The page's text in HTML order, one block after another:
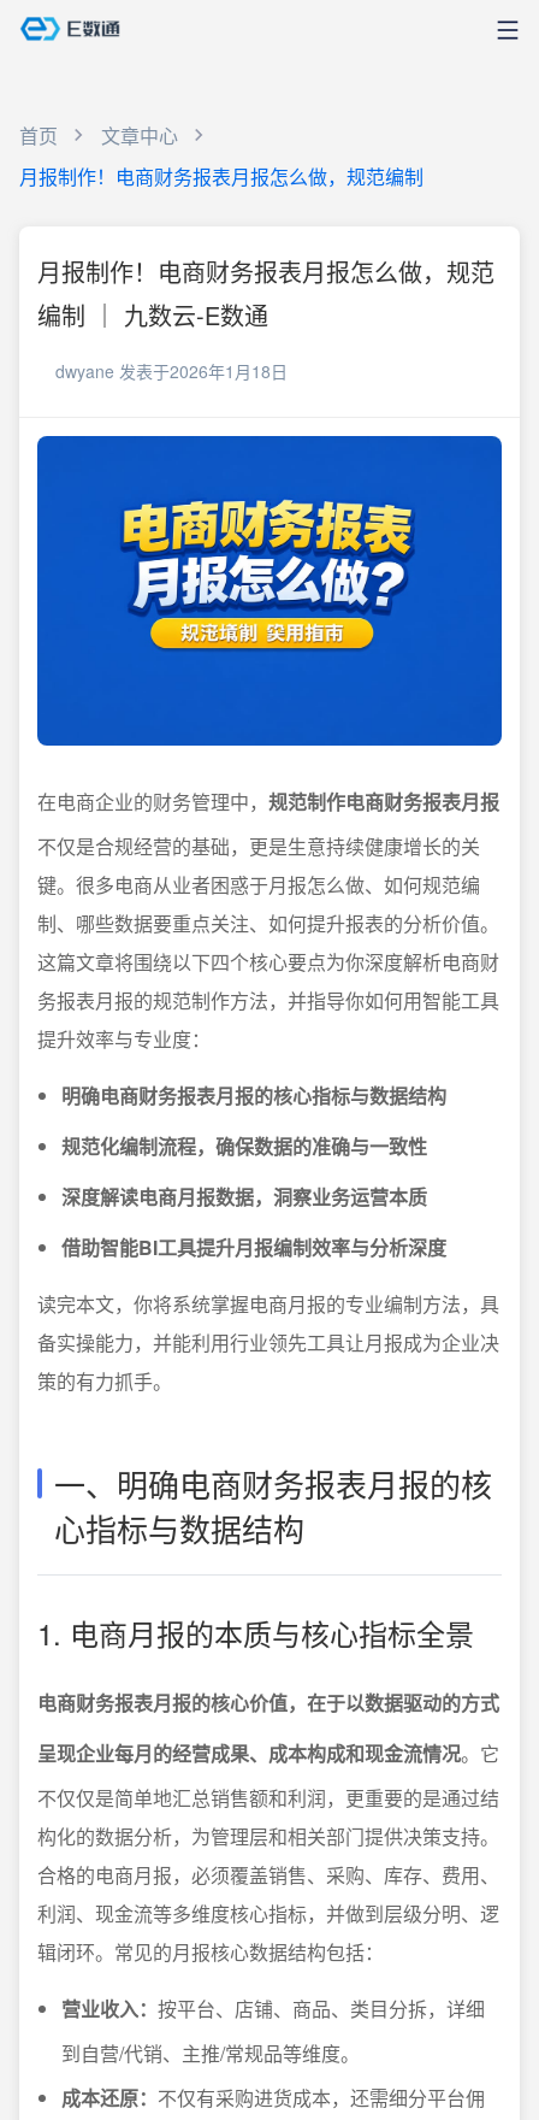
首页
文章中心
月报制作！电商财务报表月报怎么做，规范编制
月报制作！电商财务报表月报怎么做，规范
编制 ｜ 九数云-E数通
dwyane 发表于2026年1月18日
在电商企业的财务管理中， 规范制作电商财务报表月报
不仅是合规经营的基础，更是生意持续健康增长的关
键。很多电商从业者困惑于月报怎么做、如何规范编
制、哪些数据要重点关注、如何提升报表的分析价值。
这篇文章将围绕以下四个核心要点为你深度解析电商财
务报表月报的规范制作方法，并指导你如何用智能工具
提升效率与专业度：
明确电商财务报表月报的核心指标与数据结构
规范化编制流程，确保数据的准确与一致性
深度解读电商月报数据，洞察业务运营本质
借助智能BI工具提升月报编制效率与分析深度
读完本文，你将系统掌握电商月报的专业编制方法，具
备实操能力，并能利用行业领先工具让月报成为企业决
策的有力抓手。
一、明确电商财务报表月报的核
心指标与数据结构
1. 电商月报的本质与核心指标全景
电商财务报表月报的核心价值，在于以数据驱动的方式
呈现企业每月的经营成果、成本构成和现金流情况。它
不仅仅是简单地汇总销售额和利润，更重要的是通过结
构化的数据分析，为管理层和相关部门提供决策支持。
合格的电商月报，必须覆盖销售、采购、库存、费用、
利润、现金流等多维度核心指标，并做到层级分明、逻
辑闭环。常见的月报核心数据结构包括：
营业收入： 按平台、店铺、商品、类目分拆，详细
到自营/代销、主推/常规品等维度。
成本还原： 不仅有采购进货成本，还需细分平台佣